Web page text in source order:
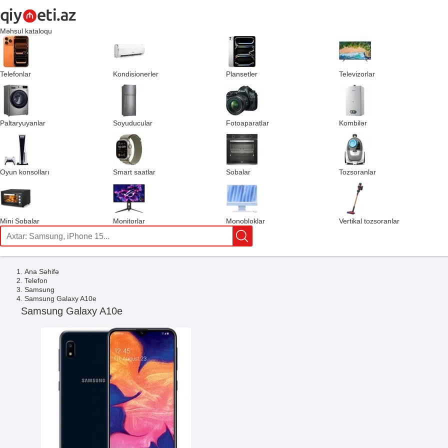
Məhsul kataloqu
Telefonlar Kondisionerler Plansetler Televizorlar
Paltaryuyanlar Soyuducular Fotoaparatlar Kombilər
Oyun konsolları Smart saatlar Sobalar Tozsoranlar
Mini Sobalar Monitorlar Monobloklar Vertikal tozsoranlar
Ana Səhifə
Telefon
Samsung
Samsung Galaxy A10e
Samsung Galaxy A10e